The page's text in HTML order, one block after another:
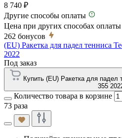
8 740 ₽
Другие способы оплаты
Цена при других способах оплаты
262 бонусов
(EU) Ракетка для падел тенниса
2022
Под заказ
Купить (EU) Ракетка для падел
355
Количество товара в корзине
73 раза